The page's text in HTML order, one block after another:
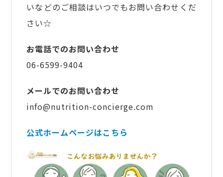
いなどのご相談はいつでもお問い合わせくだ
さい☆
お電話でのお問い合わせ
06-6599-9404
メールでのお問い合わせ
info@nutrition-concierge.com
公式ホームページはこちら